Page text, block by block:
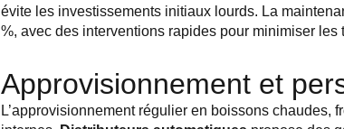
évite les investissements initiaux lourds. La
%, avec des interventions rapides pour minimiser les
Approvisionnement et
L’approvisionnement régulier en boissons chaudes,